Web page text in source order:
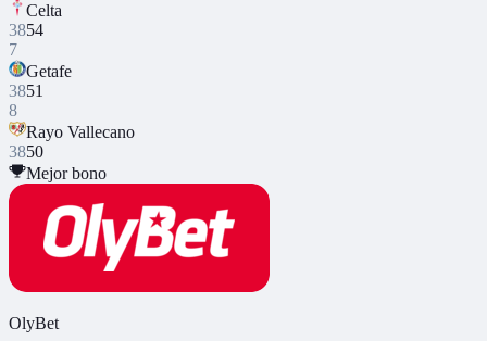
Celta
3854
7
Getafe
3851
8
Rayo Vallecano
3850
Mejor bono
OlyBet